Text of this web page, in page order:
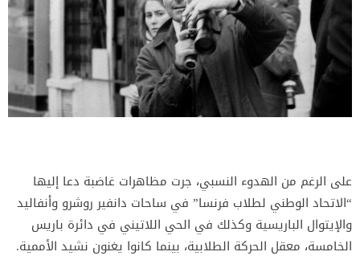
على الرغم من الهدوء النسبي، جرت مظاهرات غاضبة دعا إليها
“الاتحاد الوطني لطلاب فرنسا” في ساحات دانفير روشرو وأنفاليد
والإيتوال الباريسية وكذلك في الحي اللاتيني في دائرة باريس
الخامسة، معقل الحركة الطلابية، بينما كانوا يغنون نشيد الأممية.